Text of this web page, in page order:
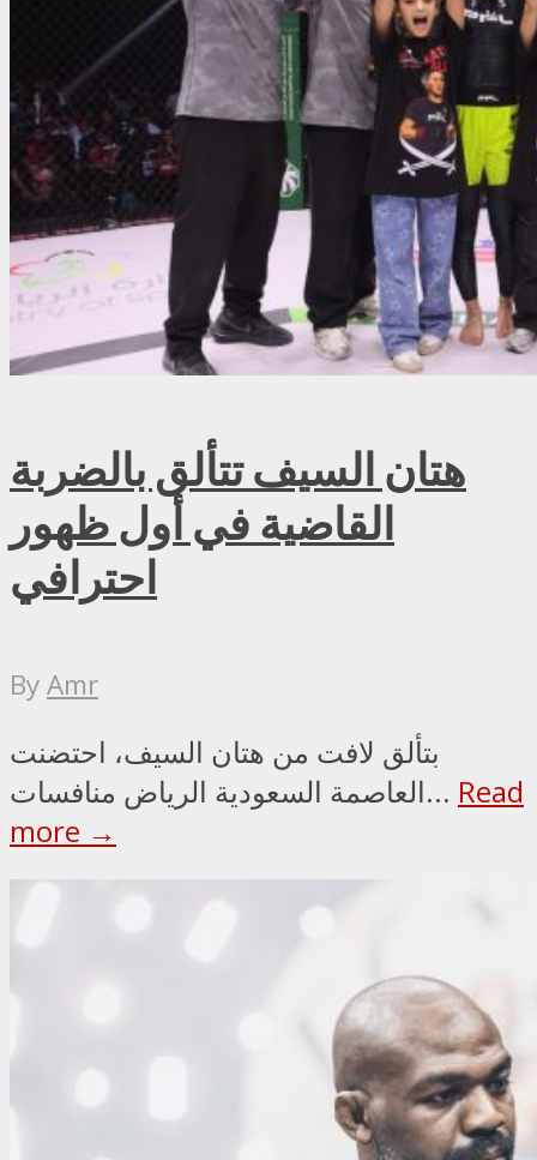
هتان السيف تتألق بالضربة
القاضية في أول ظهور
احترافي
ByAmr
بتألق لافت من هتان السيف، احتضنت
العاصمة السعودية الرياض منافسات... Read
more →